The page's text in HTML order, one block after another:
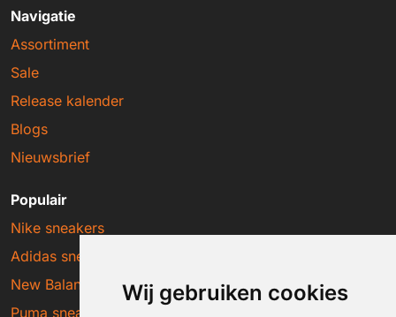
Wij gebruiken cookies
Navigatie
Assortiment
Sale
Release kalender
Blogs
Nieuwsbrief
Populair
Nike sneakers
Adidas sneakers
New Balance sneakers
Puma sneakers